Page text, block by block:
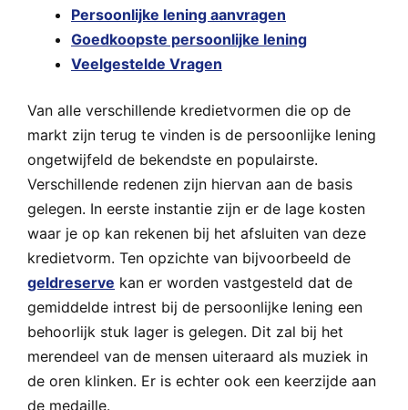
Persoonlijke lening aanvragen
Goedkoopste persoonlijke lening
Veelgestelde Vragen
Van alle verschillende kredietvormen die op de
markt zijn terug te vinden is de persoonlijke lening
ongetwijfeld de bekendste en populairste.
Verschillende redenen zijn hiervan aan de basis
gelegen. In eerste instantie zijn er de lage kosten
waar je op kan rekenen bij het afsluiten van deze
kredietvorm. Ten opzichte van bijvoorbeeld de
geldreserve kan er worden vastgesteld dat de
gemiddelde intrest bij de persoonlijke lening een
behoorlijk stuk lager is gelegen. Dit zal bij het
merendeel van de mensen uiteraard als muziek in
de oren klinken. Er is echter ook een keerzijde aan
de medaille.